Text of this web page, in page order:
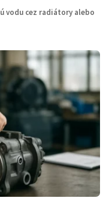
vodu cez radiátory alebo